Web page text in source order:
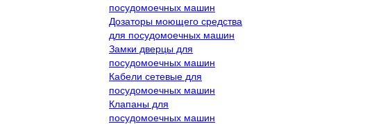
посудомоечных машин
Дозаторы моющего средства
для посудомоечных машин
Замки дверцы для
посудомоечных машин
Кабели сетевые для
посудомоечных машин
Клапаны для
посудомоечных машин